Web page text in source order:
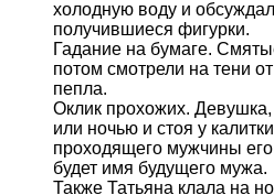
холодную воду и
получившиеся фигурки.
Гадание на бумаге.
потом смотрели на тени
пепла.
Оклик прохожих.
или ночью и стоя у
проходящего мужчины
будет имя будущего мужа.
Также Татьяна клала на